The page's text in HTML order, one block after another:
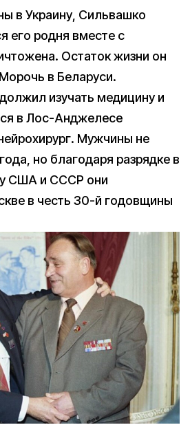
в Украину, Сильвашко
его родня вместе с
Остаток жизни он
в Беларуси.
изучать медицину и
в Лос-Анджелесе
Мужчины не
но благодаря разрядке в
США и СССР они
в честь 30-й годовщины